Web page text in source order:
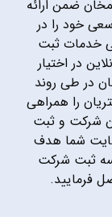
ضمن ارائه
خود را در
خدمات ثبت
در اختیار
در طی روند
را همراهی
شرکت و ثبت
شما هدف
ثبت شرکت